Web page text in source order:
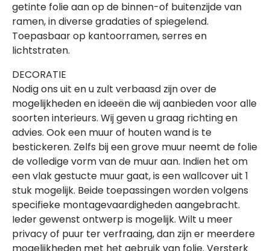
getinte folie aan op de binnen-of buitenzijde van
ramen, in diverse gradaties of spiegelend.
Toepasbaar op kantoorramen, serres en
lichtstraten.
DECORATIE
Nodig ons uit en u zult verbaasd zijn over de
mogelijkheden en ideeën die wij aanbieden voor alle
soorten interieurs. Wij geven u graag richting en
advies. Ook een muur of houten wand is te
bestickeren. Zelfs bij een grove muur neemt de folie
de volledige vorm van de muur aan. Indien het om
een vlak gestucte muur gaat, is een wallcover uit 1
stuk mogelijk. Beide toepassingen worden volgens
specifieke montagevaardigheden aangebracht.
Ieder gewenst ontwerp is mogelijk. Wilt u meer
privacy of puur ter verfraaing, dan zijn er meerdere